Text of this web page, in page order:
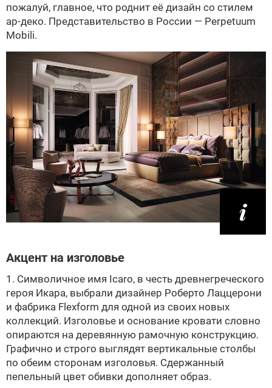
пожалуй, главное, что роднит её дизайн со стилем
ар-деко. Представительство в России — Perpetuum
Mobili.
Акцент на изголовье
1. Символичное имя Icaro, в честь древнегреческого
героя Икара, выбрали дизайнер Роберто Лаццерони
и фабрика Flexform для одной из своих новых
коллекций. Изголовье и основание кровати словно
опираются на деревянную рамочную конструкцию.
Графично и строго выглядят вертикальные столбы
по обеим сторонам изголовья. Сдержанный
пепельный цвет обивки дополняет образ.